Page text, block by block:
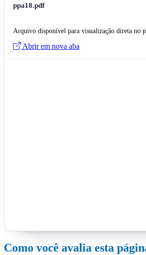
ppa18.pdf
Arquivo disponível para visualização direta no
Abrir em nova aba
Como você avalia esta